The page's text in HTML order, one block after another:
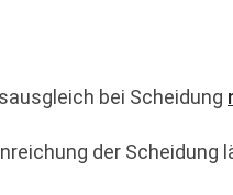
bei Scheidung
der